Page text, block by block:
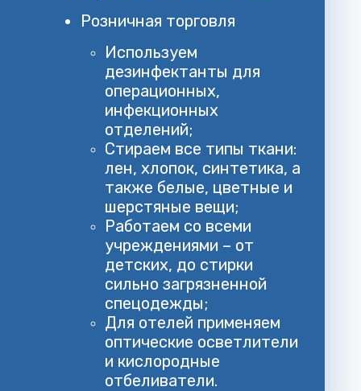
Розничная торговля
Используем
дезинфектанты для
операционных,
инфекционных
отделений;
Стираем все типы ткани:
лен, хлопок, синтетика, а
также белые, цветные и
шерстяные вещи;
Работаем со всеми
учреждениями – от
детских, до стирки
сильно загрязненной
спецодежды;
Для отелей применяем
оптические осветлители
и кислородные
отбеливатели.